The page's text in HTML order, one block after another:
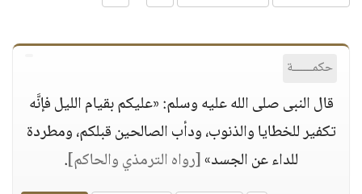
حكمــــــة
قال النبى صلى الله عليه وسلم: «عليكم بقيام الليل فإنَّه
تكفير للخطايا والذنوب، ودأب الصالحين قبلكم، ومطردة
للداء عن الجسد»[رواه الترمذي والحاكم].